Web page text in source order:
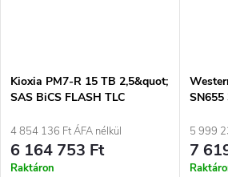
Kioxia PM7-R 15 TB 2,5&quot;
SAS BiCS FLASH TLC
4 854 136 Ft ÁFA nélkül
6 164 753 Ft
Raktáron
SN655
5 999
7